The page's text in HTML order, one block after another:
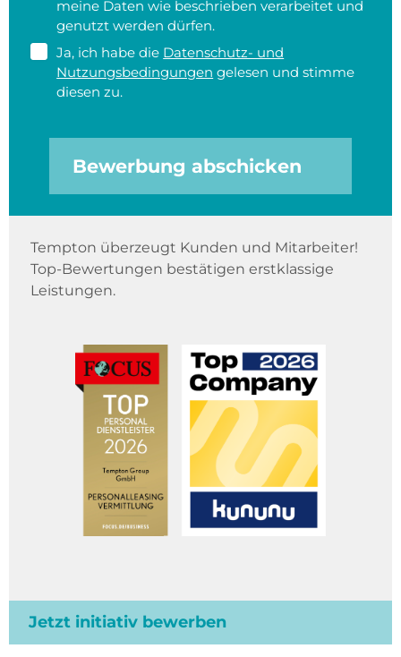
meine Daten wie beschrieben verarbeitet und
genutzt werden dürfen.
Ja, ich habe die Datenschutz- und
Nutzungsbedingungen gelesen und stimme
diesen zu.
Bewerbung abschicken
Tempton überzeugt Kunden und Mitarbeiter!
Top-Bewertungen bestätigen erstklassige
Leistungen.
Jetzt initiativ bewerben